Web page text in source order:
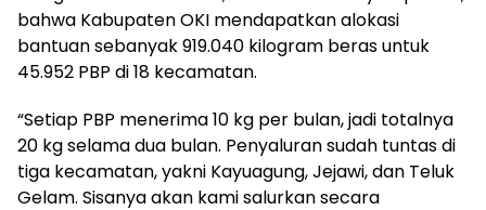
bahwa Kabupaten OKI mendapatkan alokasi
bantuan sebanyak 919.040 kilogram beras untuk
45.952 PBP di 18 kecamatan.
“Setiap PBP menerima 10 kg per bulan, jadi totalnya
20 kg selama dua bulan. Penyaluran sudah tuntas di
tiga kecamatan, yakni Kayuagung, Jejawi, dan Teluk
Gelam. Sisanya akan kami salurkan secara